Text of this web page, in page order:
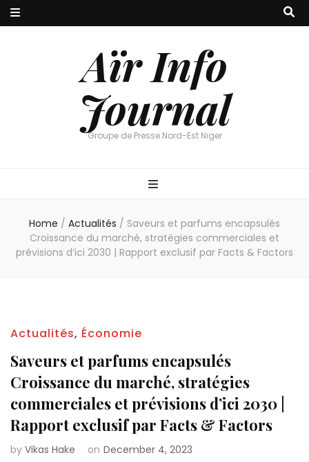
Aïr Info
Journal
Groupe de Presse Nord-Est Niger
Home / Actualités / Saveurs et parfums encapsulés
Croissance du marché, stratégies commerciales et
prévisions d’ici 2030 | Rapport exclusif par Facts & Factors
Actualités, Économie
Saveurs et parfums encapsulés
Croissance du marché, stratégies
commerciales et prévisions d’ici 2030 |
Rapport exclusif par Facts & Factors
by Vikas Hake on December 4, 2023